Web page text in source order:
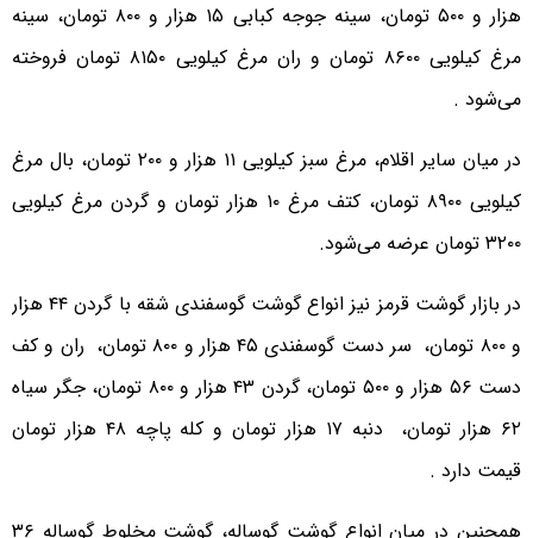
هزار و ۵۰۰ تومان، سینه جوجه کبابی ۱۵ هزار و ۸۰۰ تومان، سینه
مرغ کیلویی ۸۶۰۰ تومان و ران مرغ کیلویی ۸۱۵۰ تومان فروخته
می‌شود .
در میان سایر اقلام، مرغ سبز کیلویی ۱۱ هزار و ۲۰۰ تومان، بال مرغ
کیلویی ۸۹۰۰ تومان، کتف مرغ ۱۰ هزار تومان و گردن مرغ کیلویی
۳۲۰۰ تومان عرضه می‌شود.
در بازار گوشت قرمز نیز انواع گوشت گوسفندی شقه با گردن ۴۴ هزار
و ۸۰۰ تومان، ‌ سر دست گوسفندی ۴۵ هزار و ۸۰۰ تومان، ‌ ران و کف
دست ۵۶ هزار و ۵۰۰ تومان، گردن ۴۳ هزار و ۸۰۰ تومان، جگر سیاه
۶۲ هزار تومان، ‌ دنبه ۱۷ هزار تومان و کله پاچه ۴۸ هزار تومان
قیمت دارد .
همچنین در میان انواع گوشت گوساله، گوشت مخلوط گوساله ۳۶